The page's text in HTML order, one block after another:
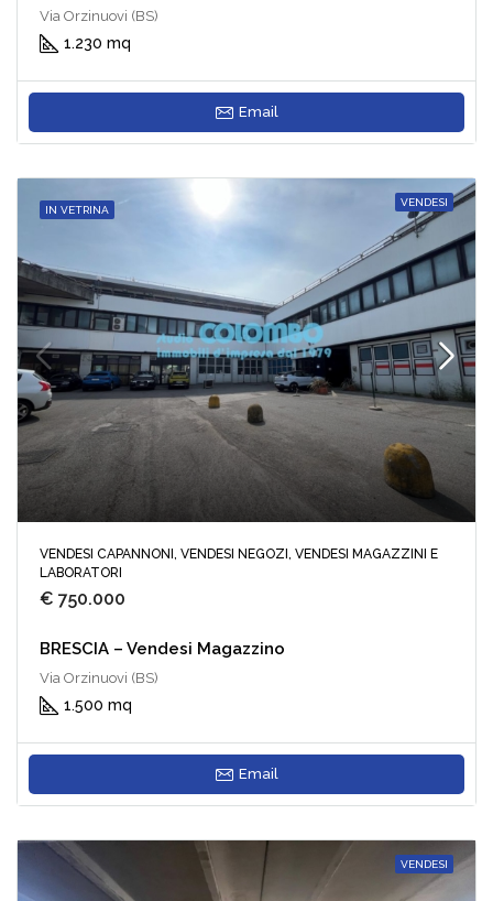
Via Orzinuovi (BS)
1.230 mq
Email
IN VETRINA
VENDESI
VENDESI CAPANNONI, VENDESI NEGOZI, VENDESI MAGAZZINI E
LABORATORI
€ 750.000
BRESCIA – Vendesi Magazzino
Via Orzinuovi (BS)
1.500 mq
Email
VENDESI